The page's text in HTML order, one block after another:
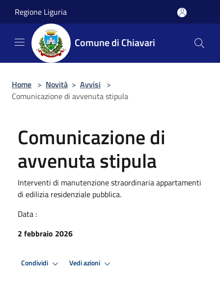
Regione Liguria
Comune di Chiavari
Home > Novità > Avvisi >
Comunicazione di avvenuta stipula
Comunicazione di
avvenuta stipula
Interventi di manutenzione straordinaria appartamenti
di edilizia residenziale pubblica.
Data :
2 febbraio 2026
Condividi Vedi azioni